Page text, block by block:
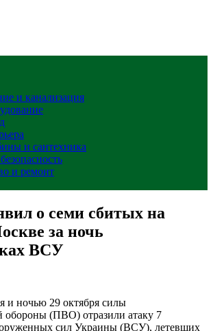
и канализация
и сантехника
и ремонт
о семи сбитых на
за ночь
ВСУ
и ночью 29 октября силы
обороны (ПВО) отразили атаку 7
сил Украины (ВСУ), летевших